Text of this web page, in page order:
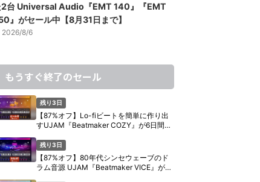
2台 Universal Audio『EMT 140』『EMT
』がセール中【8月31日まで】
2026/8/6
もうすぐ終了のセール
残り3日
【87%オフ】Lo-fiビートを簡単に作り出
すUJAM『Beatmaker COZY』が6日間限
残り3日
【87%オフ】80年代シンセウェーブのド
ラム音源 UJAM『Beatmaker VICE』が6